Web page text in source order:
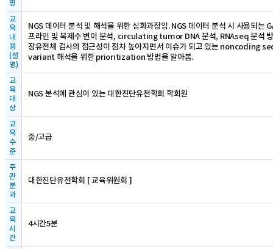
명
교
육
내
용
(설
명)
NGS 데이터 분석 및 해석을 위한 심화과정임. NGS 데이터 분석 시 사용되는
프라인 및 복제수 변이 분석, circulating tumor DNA 분석, RNAseq 분석
장유전체 검사의 접근성이 점차 높아지면서 이슈가 되고 있는 noncoding
variant 해석을 위한 prioritization 방법을 알아봄.
교
육
대
상
NGS 분석에 관심이 있는 대한진단유전학회 학회원
교
육
수
준
중/고급
주
관
분
과
대한진단유전학회 [ 교육위원회 ]
교
육
시
간
4시간5분